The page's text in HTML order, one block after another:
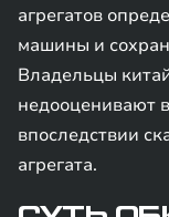
агрегатов
машины и
Владельцы
недооценивают
впоследствии
агрегата.